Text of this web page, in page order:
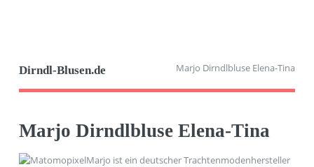
Dirndl-Blusen.de Marjo Dirndlbluse Elena-Tina
Marjo Dirndlbluse Elena-Tina
Marjo ist ein deutscher Trachtenmodenhersteller